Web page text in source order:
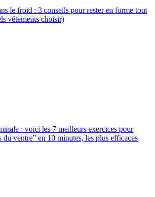
le froid : 3 conseils pour rester en forme tout
vêtements choisir)
: voici les 7 meilleurs exercices pour
du ventre” en 10 minutes, les plus efficaces